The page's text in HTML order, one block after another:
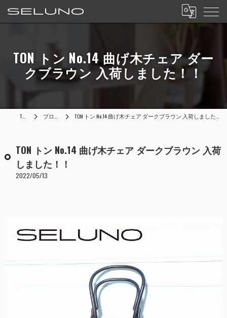
TON トン No.14 曲げ木チェア ダー
クブラウン 入荷しました！！
TOP ブログ TON トン No.14 曲げ木チェア ダークブラウン 入荷しました！！
TON トン No.14 曲げ木チェア ダークブラウン 入荷
しました！！
2022/05/13